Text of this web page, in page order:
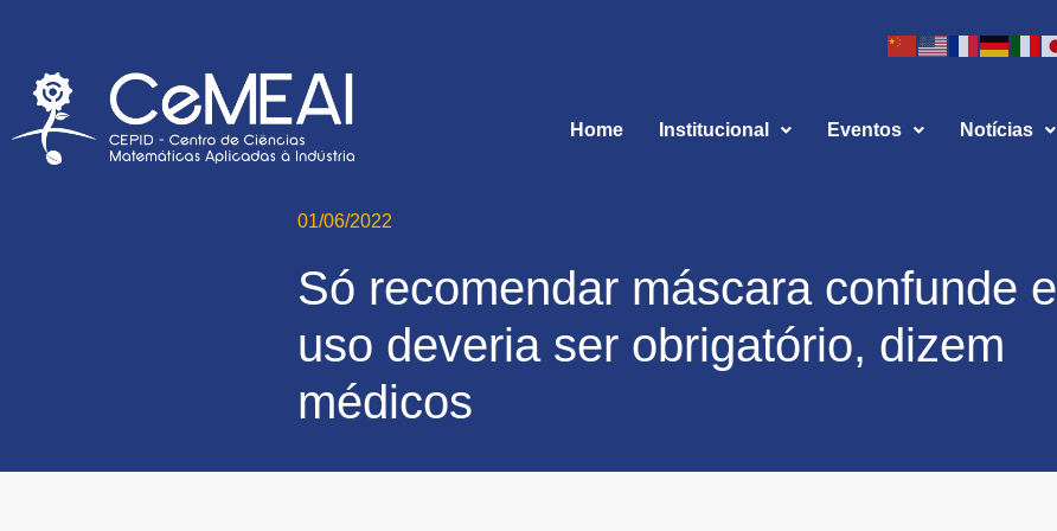
Home Institucional Eventos Notícias
01/06/2022
Só recomendar máscara confunde e
uso deveria ser obrigatório, dizem
médicos